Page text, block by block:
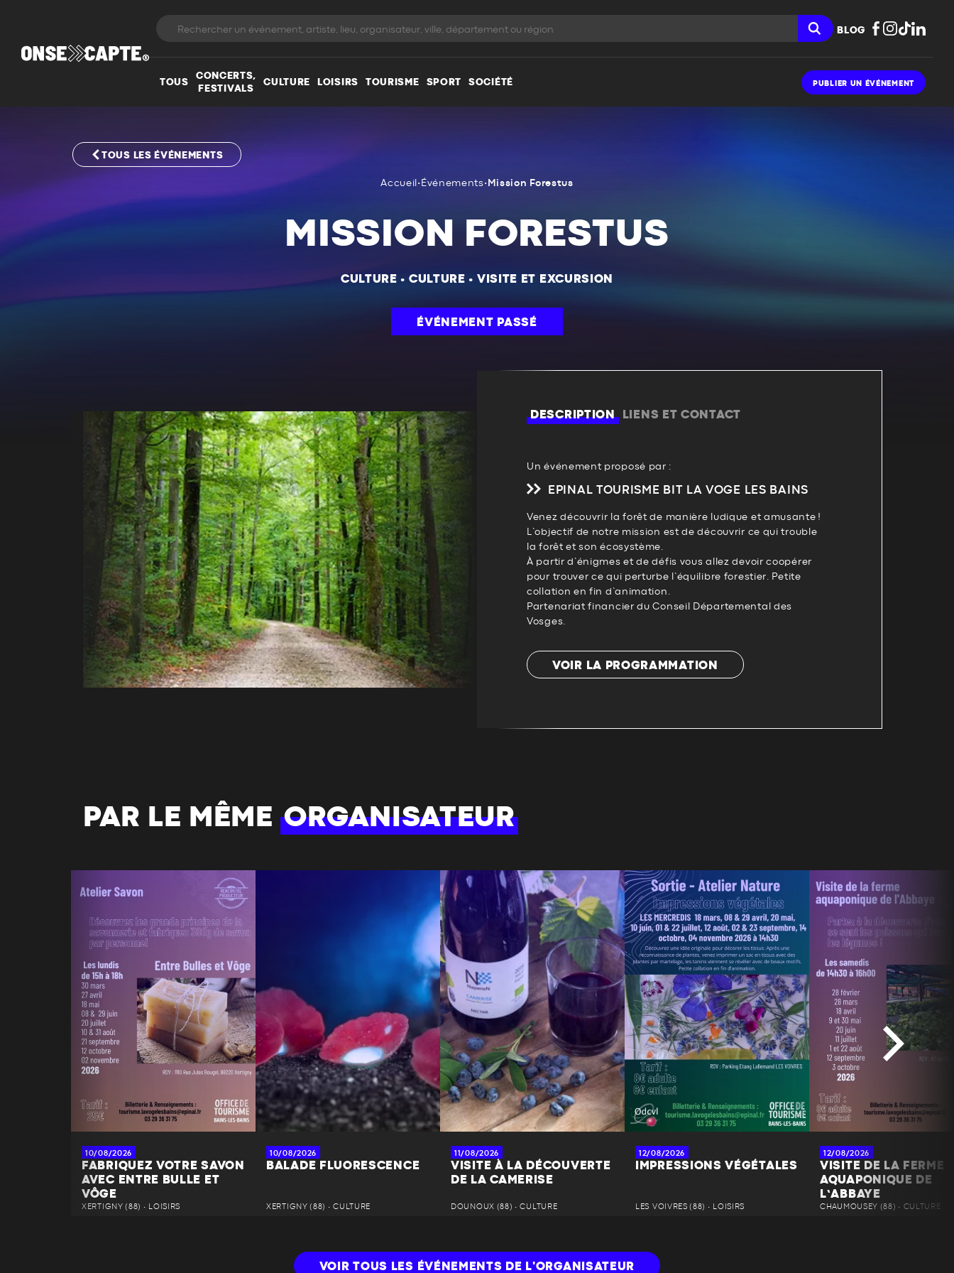
BLOG
TOUS
CONCERTS,
FESTIVALS
CULTURE LOISIRS TOURISME SPORT SOCIÉTÉ PUBLIER UN ÉVÉNEMENT
TOUS LES ÉVÉNEMENTS
Accueil • Événements• Mission Forestus
MISSION FORESTUS
CULTURE • CULTURE • VISITE ET EXCURSION
ÉVÉNEMENT PASSÉ
DESCRIPTION LIENS ET CONTACT
Un événement proposé par :
EPINAL TOURISME BIT LA VOGE LES BAINS
Venez découvrir la forêt de manière ludique et amusante !
L’objectif de notre mission est de découvrir ce qui trouble
la forêt et son écosystème.
À partir d’énigmes et de défis vous allez devoir coopérer
pour trouver ce qui perturbe l’équilibre forestier. Petite
collation en fin d’animation.
Partenariat financier du Conseil Départemental des
Vosges.
VOIR LA PROGRAMMATION
PAR LE MÊMEORGANISATEUR
10/08/2026
FABRIQUEZ VOTRE SAVON
AVEC ENTRE BULLE ET
VÔGE
XERTIGNY (88) • LOISIRS
10/08/2026
BALADE FLUORESCENCE
XERTIGNY (88) • CULTURE
11/08/2026
VISITE À LA DÉCOUVERTE
DE LA CAMERISE
DOUNOUX (88) • CULTURE
12/08/2026
IMPRESSIONS VÉGÉTALES
LES VOIVRES (88) • LOISIRS
12/08/2026
VISITE DE LA FERME
AQUAPONIQUE DE
L’ABBAYE
CHAUMOUSEY (88) • CULTURE
VOIR TOUS LES ÉVÉNEMENTS DE L'ORGANISATEUR